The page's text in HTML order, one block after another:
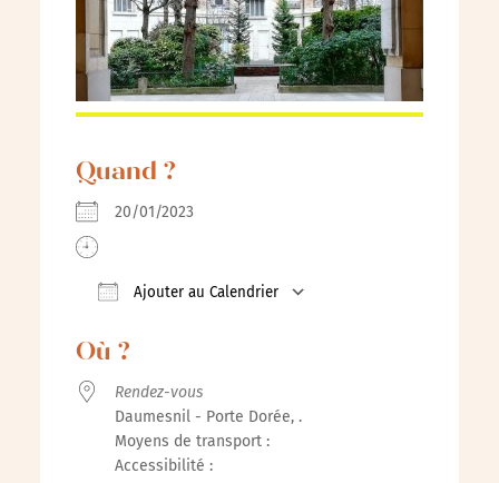
Quand ?
20/01/2023
Ajouter au Calendrier
Où ?
Rendez-vous
Daumesnil - Porte Dorée, .
Moyens de transport :
Accessibilité :